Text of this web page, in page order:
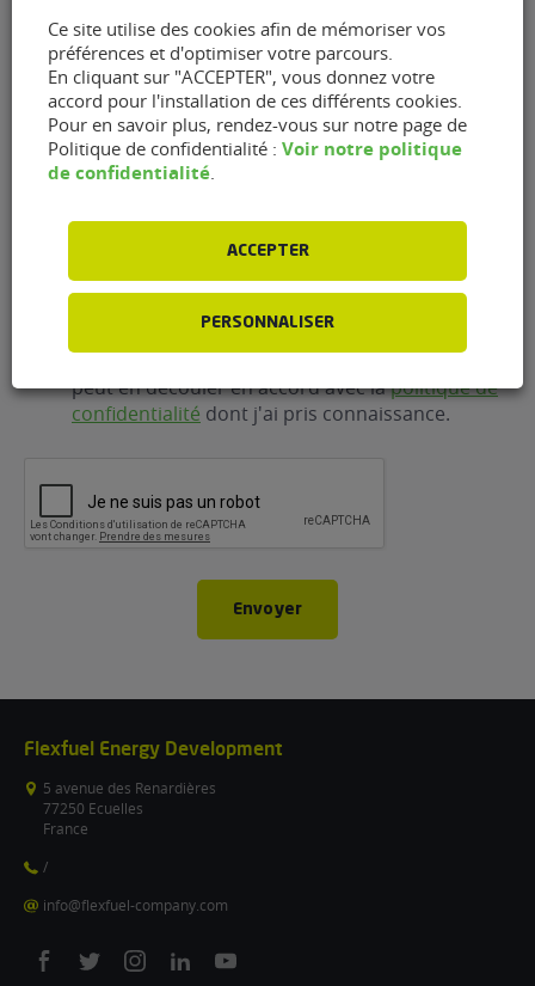
mail(Nécessaire)
Téléphone(Nécessaire)
RGPDJ'accepte que FlexFuel Energy Development
renseignées dans le cadre de la demande
d'information et de la relation commerciale qui
peut en découler en accord avec lapolitique de
confidentialité dont j'ai pris connaissance.
Envoyer
Flexfuel Energy Development
5 avenue des Renardières
77250 Ecuelles
France
/
info@flexfuel-company.com
On
On
On
On
On
Ce site utilise des cookies afin de mémoriser vos
préférences et d'optimiser votre parcours.
En cliquant sur "ACCEPTER", vous donnez votre
accord pour l'installation de ces différents cookies.
Pour en savoir plus, rendez-vous sur notre page de
Politique de confidentialité : Voir notre politique
de confidentialité.
ACCEPTER
PERSONNALISER